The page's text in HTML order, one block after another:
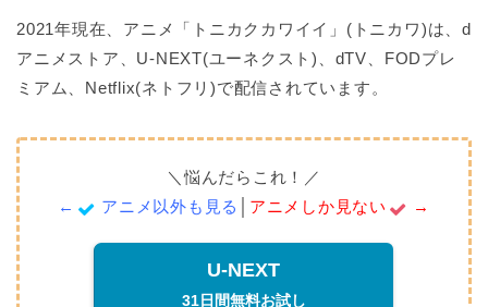
2021年現在、アニメ「トニカクカワイイ」(トニカワ)は、d
アニメストア、U-NEXT(ユーネクスト)、dTV、FODプレ
ミアム、Netflix(ネトフリ)で配信されています。
＼悩んだらこれ！／
←
アニメ以外も見る アニメしか見ない →
U-NEXT
31日間無料お試し